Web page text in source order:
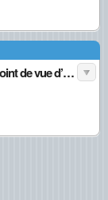
HADOPI, licence globale et téléchargement : le point de vue d’un producteur indépendant